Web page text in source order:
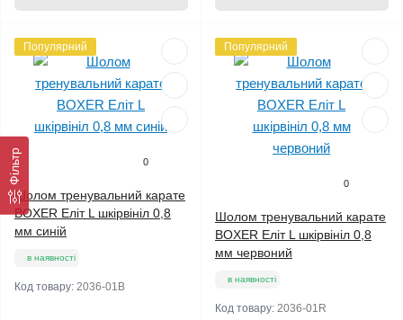
Фільтр
Популярний
0
Шолом тренувальний карате
BOXER Еліт L шкірвініл 0,8
мм синій
в наявності
Код товару: 2036-01B
Популярний
0
Шолом тренувальний карате
BOXER Еліт L шкірвініл 0,8
мм червоний
в наявності
Код товару: 2036-01R